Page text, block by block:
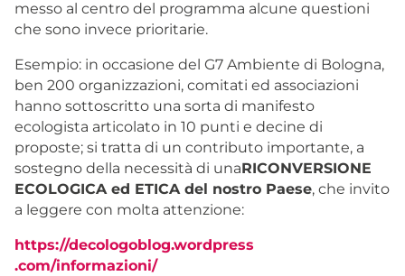
messo al centro del programma alcune questioni
che sono invece prioritarie.
Esempio: in occasione del G7 Ambiente di Bologna,
ben 200 organizzazioni, comitati ed associazioni
hanno sottoscritto una sorta di manifesto
ecologista articolato in 10 punti e decine di
proposte; si tratta di un contributo importante, a
sostegno della necessità di unaRICONVERSIONE
ECOLOGICA ed ETICA del nostro Paese, che invito
a leggere con molta attenzione:
https://decologoblog.wordpress
.com/informazioni/